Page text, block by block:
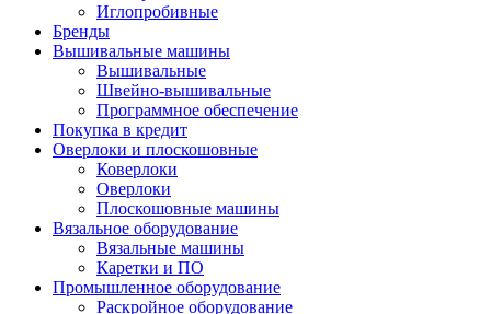
Иглопробивные
Бренды
Вышивальные машины
Вышивальные
Швейно-вышивальные
Программное обеспечение
Покупка в кредит
Оверлоки и плоскошовные
Коверлоки
Оверлоки
Плоскошовные машины
Вязальное оборудование
Вязальные машины
Каретки и ПО
Промышленное оборудование
Раскройное оборудование